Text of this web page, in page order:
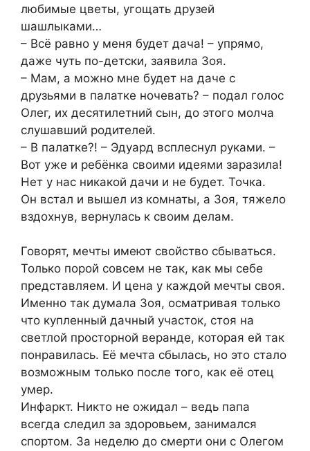
любимые цветы, угощать друзей
шашлыками…
– Всё равно у меня будет дача! – упрямо,
даже чуть по-детски, заявила Зоя.
– Мам, а можно мне будет на даче с
друзьями в палатке ночевать? – подал голос
Олег, их десятилетний сын, до этого молча
слушавший родителей.
– В палатке?! – Эдуард всплеснул руками. –
Вот уже и ребёнка своими идеями заразила!
Нет у нас никакой дачи и не будет. Точка.
Он встал и вышел из комнаты, а Зоя, тяжело
вздохнув, вернулась к своим делам.
Говорят, мечты имеют свойство сбываться.
Только порой совсем не так, как мы себе
представляем. И цена у каждой мечты своя.
Именно так думала Зоя, осматривая только
что купленный дачный участок, стоя на
светлой просторной веранде, которая ей так
понравилась. Её мечта сбылась, но это стало
возможным только после того, как её отец
умер.
Инфаркт. Никто не ожидал – ведь папа
всегда следил за здоровьем, занимался
спортом. За неделю до смерти они с Олегом